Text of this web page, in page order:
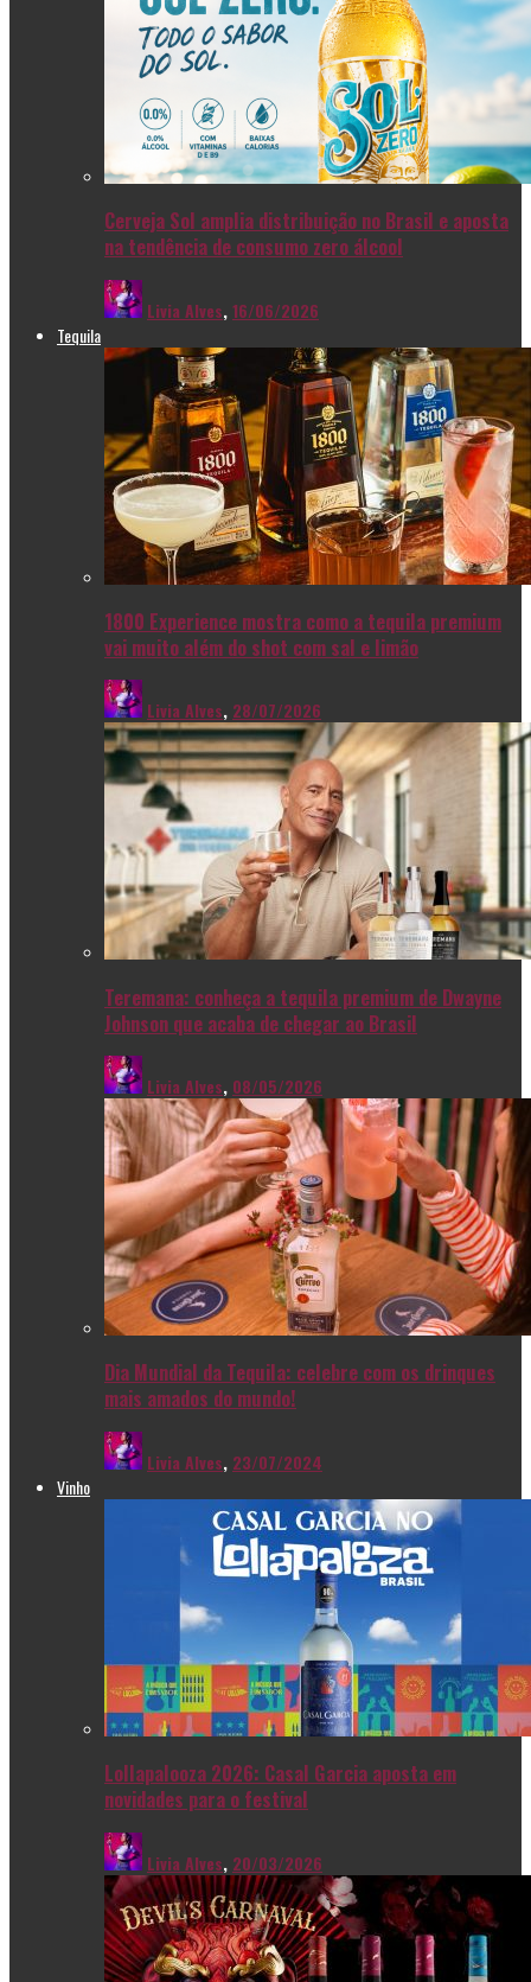
Cerveja Sol amplia distribuição no Brasil e aposta
na tendência de consumo zero álcool
Livia Alves,16/06/2026
Tequila
1800 Experience mostra como a tequila premium
vai muito além do shot com sal e limão
Livia Alves, 28/07/2026
Teremana: conheça a tequila premium de Dwayne
Johnson que acaba de chegar ao Brasil
Livia Alves, 08/05/2026
Dia Mundial da Tequila: celebre com os drinques
mais amados do mundo!
Livia Alves, 23/07/2024
Vinho
Lollapalooza 2026: Casal Garcia aposta em
novidades para o festival
Livia Alves, 20/03/2026